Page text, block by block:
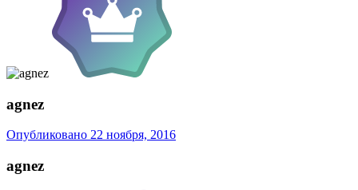
agnez
Опубликовано 22 ноября, 2016
agnez